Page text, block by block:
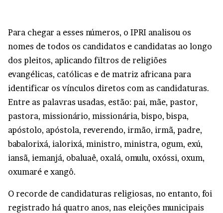
Para chegar a esses números, o IPRI analisou os
nomes de todos os candidatos e candidatas ao longo
dos pleitos, aplicando filtros de religiões
evangélicas, católicas e de matriz africana para
identificar os vínculos diretos com as candidaturas.
Entre as palavras usadas, estão: pai, mãe, pastor,
pastora, missionário, missionária, bispo, bispa,
apóstolo, apóstola, reverendo, irmão, irmã, padre,
babalorixá, ialorixá, ministro, ministra, ogum, exú,
iansã, iemanjá, obaluaê, oxalá, omulu, oxóssi, oxum,
oxumaré e xangô.
O recorde de candidaturas religiosas, no entanto, foi
registrado há quatro anos, nas eleições municipais